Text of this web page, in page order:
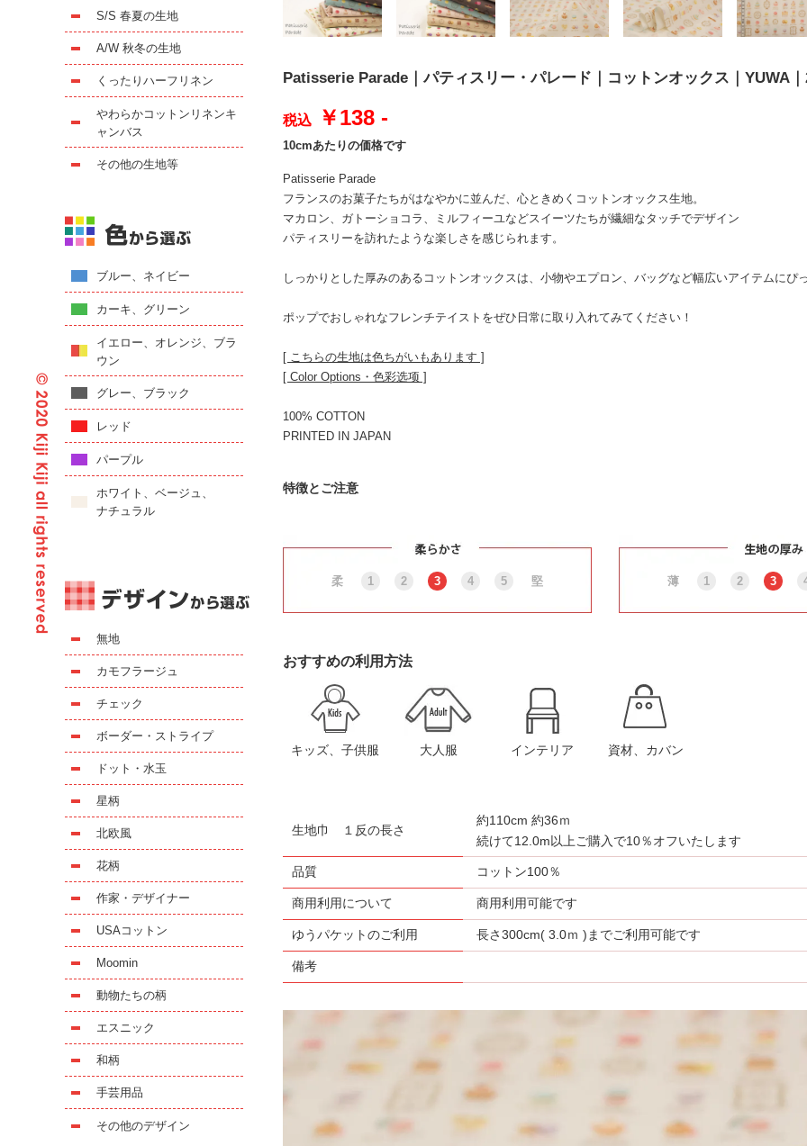
Patisserie Parade｜パティスリー・パレード｜コットンオックス｜YUWA
税込 ￥138 -
10cmあたりの価格です
Patisserie Parade
フランスのお菓子たちがはなやかに並んだ、心ときめくコットンオックス生地。
マカロン、ガトーショコラ、ミルフィーユなどスイーツたちが繊細なタッチでデザイン
パティスリーを訪れたような楽しさを感じられます。
しっかりとした厚みのあるコットンオックスは、小物やエプロン、バッグなど幅広いアイテムにぴっ
ポップでおしゃれなフレンチテイストをぜひ日常に取り入れてみてください！
[ こちらの生地は色ちがいもあります ]
[ Color Options・色彩选项 ]
100% COTTON
PRINTED IN JAPAN
特徴とご注意
柔 1 2 3 4 5 堅 薄 1 2 3
おすすめの利用方法
キッズ、子供服 大人服 インテリア 資材、カバン
生地巾 １反の長さ
約110cm 約36ｍ
続けて12.0m以上ご購入で10％オフいたします
品質 コットン100％
商用利用について 商用利用可能です
ゆうパケットのご利用 長さ300cm( 3.0ｍ )までご利用可能です
備考
S/S 春夏の生地
A/W 秋冬の生地
くったりハーフリネン
やわらかコットンリネンキ
ャンバス
その他の生地等
ブルー、ネイビー
カーキ、グリーン
イエロー、オレンジ、ブラ
ウン
グレー、ブラック
レッド
パープル
ホワイト、ベージュ、
ナチュラル
無地
カモフラージュ
チェック
ボーダー・ストライプ
ドット・水玉
星柄
北欧風
花柄
作家・デザイナー
USAコットン
Moomin
動物たちの柄
エスニック
和柄
手芸用品
その他のデザイン